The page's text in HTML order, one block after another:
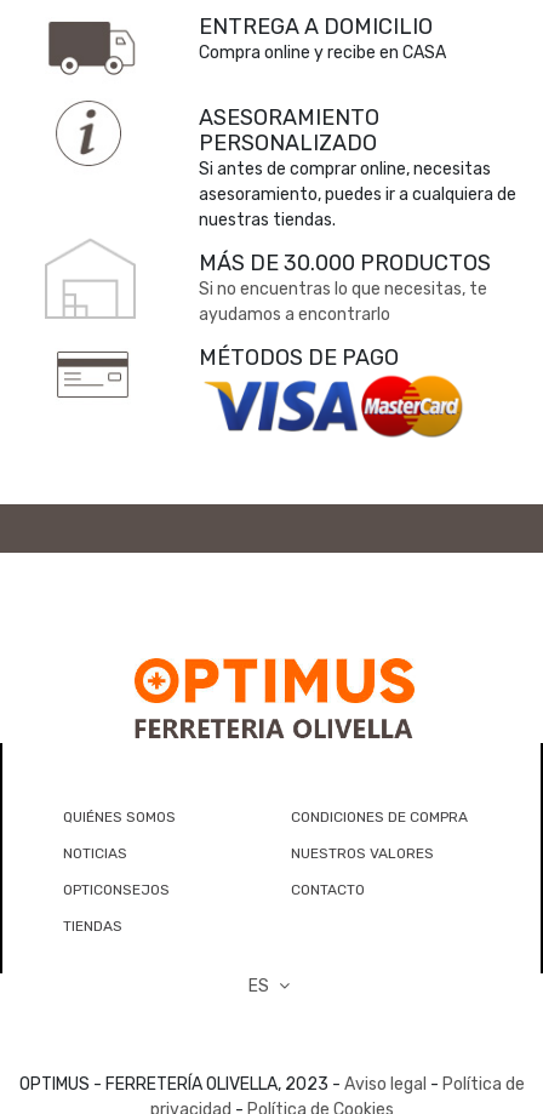
ENTREGA A DOMICILIO
Compra online y recibe en CASA
ASESORAMIENTO
PERSONALIZADO
Si antes de comprar online, necesitas
asesoramiento, puedes ir a cualquiera de
nuestras tiendas.
MÁS DE 30.000 PRODUCTOS
Si no encuentras lo que necesitas, te
ayudamos a encontrarlo
MÉTODOS DE PAGO
QUIÉNES SOMOS CONDICIONES DE COMPRA
NOTICIAS NUESTROS VALORES
OPTICONSEJOS CONTACTO
TIENDAS
ES
OPTIMUS - FERRETERÍA OLIVELLA, 2023 - Aviso legal - Política de